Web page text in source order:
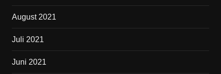
August 2021
Juli 2021
Juni 2021